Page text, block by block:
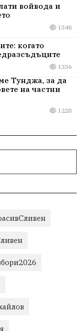
войвода и
1348
когато
1336
Тунджа, за да
на частни
1228